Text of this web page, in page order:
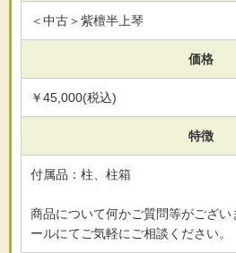
＜中古＞紫檀半上琴
価格
￥45,000(税込)
特徴
付属品：柱、柱箱
商品について何かご質問等がござい
ールにてご気軽にご相談ください。